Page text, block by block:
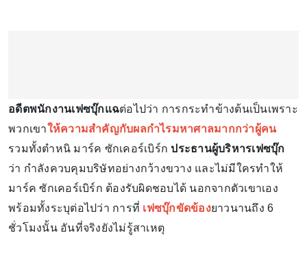
อดีตพนักงานเฟซบุ๊กแฉต่อไปว่า การกระทำข้างต้นเป็นเพราะ
พวกเขาให้ความสำคัญกับผลกำไรมหาศาลมากกว่าผู้คน
รวมทั้งตำหนิ มาร์ค ซักเคอร์เบิร์ก ประธานผู้บริหารเฟซบุ๊ก
ว่า กำลังควบคุมบริษัทอย่างกว้างขวาง และไม่มีใครทำให้
มาร์ค ซักเคอร์เบิร์ก ต้องรับผิดชอบได้ นอกจากตัวเขาเอง
พร้อมทั้งระบุต่อไปว่า การที่ เฟซบุ๊กขัดข้องยาวนานถึง 6
ชั่วโมงนั้น อันที่จริงยังไม่รู้สาเหตุ